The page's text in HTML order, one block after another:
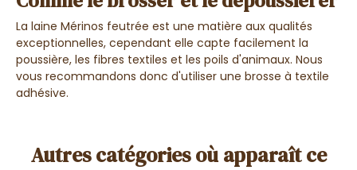
La laine Mérinos feutrée est une matière aux qualités
exceptionnelles, cependant elle capte facilement la
poussière, les fibres textiles et les poils d'animaux. Nous
vous recommandons donc d'utiliser une brosse à textile
adhésive.
Autres catégories où apparaît ce